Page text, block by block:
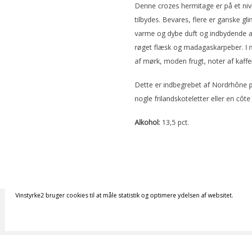
Vinstyrke2 bruger cookies til at måle statistik og optimere ydelsen af websitet.
Denne crozes hermitage er på et
tilbydes. Bevares, flere er ganske
varme og dybe duft og
røget flæsk og madagaskarpeber. I
af mørk, moden frugt, noter af
Dette er indbegrebet af Nordrhône
nogle frilandskoteletter eller en
Alkohol: 13,5 pct.